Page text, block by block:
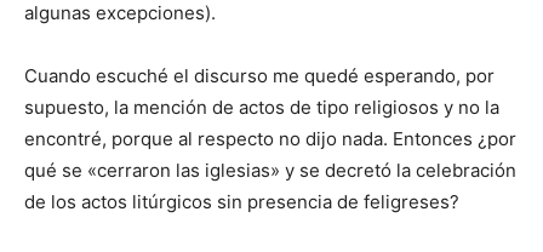
algunas excepciones).
Cuando escuché el discurso me quedé esperando, por
su­pues­to, la mención de actos de tipo religiosos y no la
encontré, porque al respecto no dijo nada. Entonces ¿por
qué se «cerraron las iglesias» y se decretó la celebra­ción
de los actos litúrgicos sin presencia de feligreses?